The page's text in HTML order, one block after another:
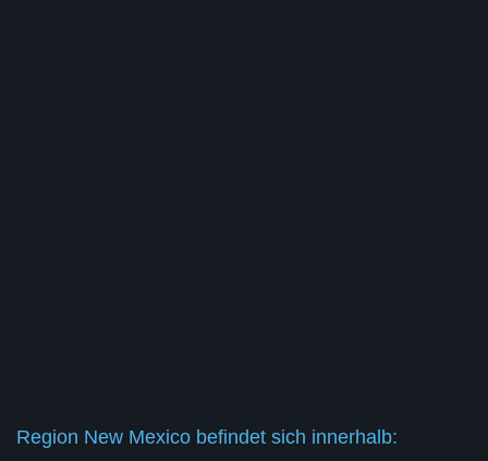
Region New Mexico befindet sich innerhalb: